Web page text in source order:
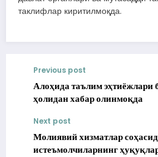
таклифлар киритилмоқда.
Previous post
Алоҳида таълим эҳтиёжлари
ҳолидан хабар олинмоқда
Next post
Молиявий хизматлар
истеъмолчиларнинг